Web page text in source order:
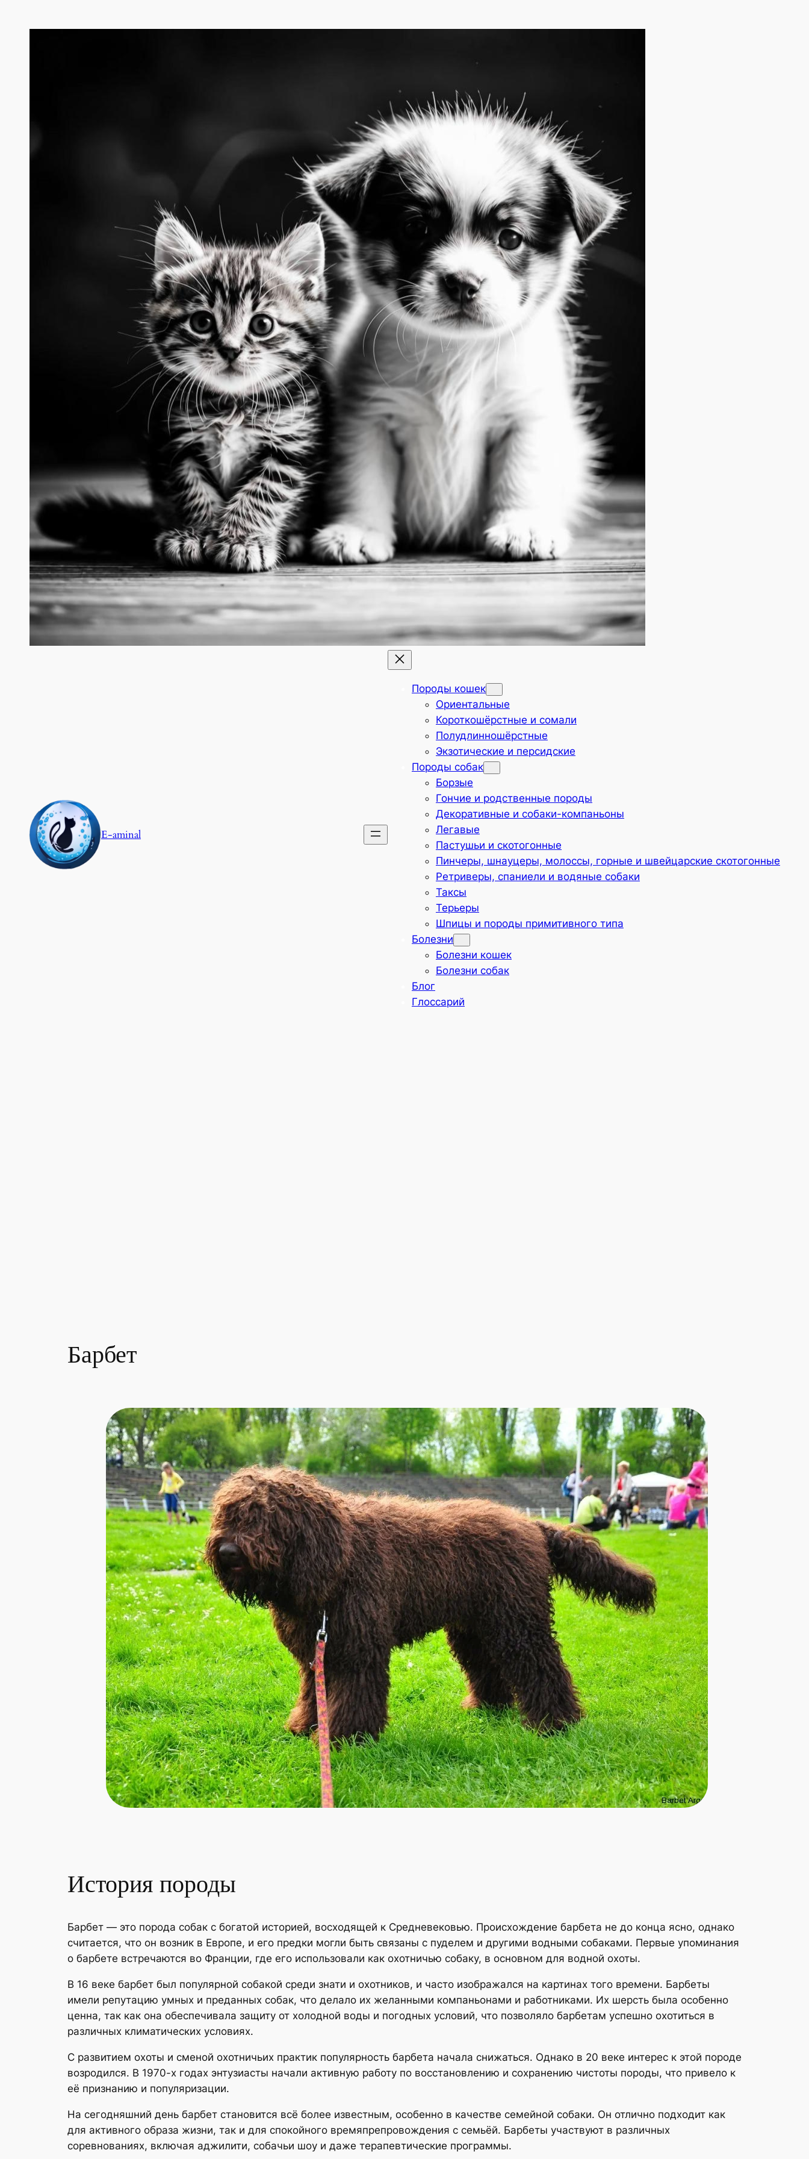
E-aminal
Породы кошек
Ориентальные
Короткошёрстные и сомали
Полудлинношёрстные
Экзотические и персидские
Породы собак
Борзые
Гончие и родственные породы
Декоративные и собаки-компаньоны
Легавые
Пастушьи и скотогонные
Пинчеры, шнауцеры, молоссы, горные и швейцарские скотогонные
Ретриверы, спаниели и водяные собаки
Таксы
Терьеры
Шпицы и породы примитивного типа
Болезни
Болезни кошек
Болезни собак
Блог
Глоссарий
Барбет
История породы
Барбет — это порода собак с богатой историей, восходящей к Средневековью. Происхождение барбета не до конца ясно, однако
считается, что он возник в Европе, и его предки могли быть связаны с пуделем и другими водными собаками. Первые упоминания
о барбете встречаются во Франции, где его использовали как охотничью собаку, в основном для водной охоты.
В 16 веке барбет был популярной собакой среди знати и охотников, и часто изображался на картинах того времени. Барбеты
имели репутацию умных и преданных собак, что делало их желанными компаньонами и работниками. Их шерсть была особенно
ценна, так как она обеспечивала защиту от холодной воды и погодных условий, что позволяло барбетам успешно охотиться в
различных климатических условиях.
С развитием охоты и сменой охотничьих практик популярность барбета начала снижаться. Однако в 20 веке интерес к этой породе
возродился. В 1970-х годах энтузиасты начали активную работу по восстановлению и сохранению чистоты породы, что привело к
её признанию и популяризации.
На сегодняшний день барбет становится всё более известным, особенно в качестве семейной собаки. Он отлично подходит как
для активного образа жизни, так и для спокойного времяпрепровождения с семьёй. Барбеты участвуют в различных
соревнованиях, включая аджилити, собачьи шоу и даже терапевтические программы.